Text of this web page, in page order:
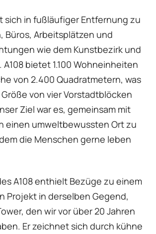
sich in fußläufiger Entfernung zu
Büros, Arbeitsplätzen und
wie dem Kunstbezirk und
bietet 1.100 Wohneinheiten
von 2.400 Quadratmetern, was
von vier Vorstadtblöcken
Ziel war es, gemeinsam mit
einen umweltbewussten Ort zu
die Menschen gerne leben
A108 enthielt Bezüge zu einem
Projekt in derselben Gegend,
den wir vor über 20 Jahren
Er zeichnet sich durch kühne